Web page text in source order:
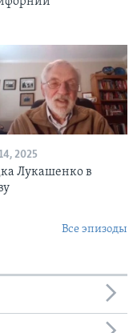
2025
Лукашенко в
Все эпизоды